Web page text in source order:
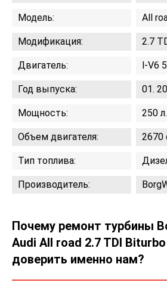
Модель: All
Модификация: 2.7
Двигатель: l-V6
Год выпуска: 01.
Мощность: 250
Объем двигателя: 2670
Тип топлива:
Производитель:
Почему ремонт турбины
Audi All road 2.7 TDI
доверить именно нам?